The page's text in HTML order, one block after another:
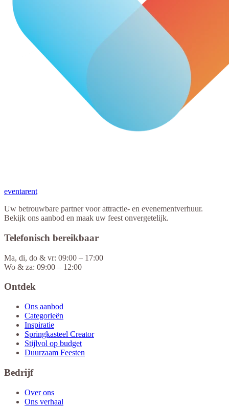
eventarent
Uw betrouwbare partner voor attractie- en evenementverhuur.
Bekijk ons aanbod en maak uw feest onvergetelijk.
Telefonisch bereikbaar
Ma, di, do & vr: 09:00 – 17:00
Wo & za: 09:00 – 12:00
Ontdek
Ons aanbod
Categorieën
Inspiratie
Springkasteel Creator
Stijlvol op budget
Duurzaam Feesten
Bedrijf
Over ons
Ons verhaal